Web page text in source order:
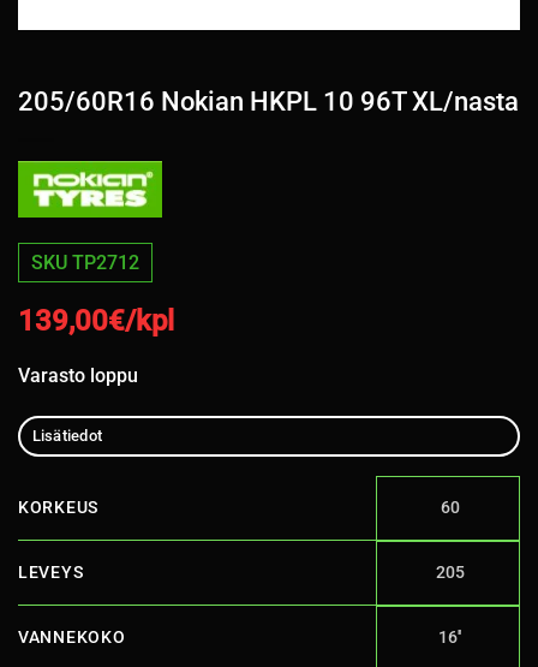
205/60R16 Nokian HKPL 10 96T XL/nasta
SKU TP2712
139,00€/kpl
Varasto loppu
Lisätiedot
KORKEUS 60
LEVEYS 205
VANNEKOKO 16''